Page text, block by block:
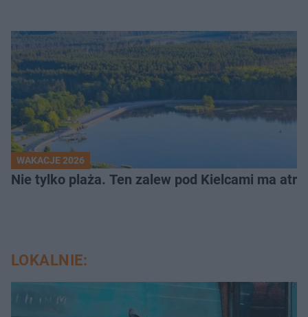
WAKACJE 2026
Nie tylko plaża. Ten zalew pod Kielcami ma
LOKALNIE: